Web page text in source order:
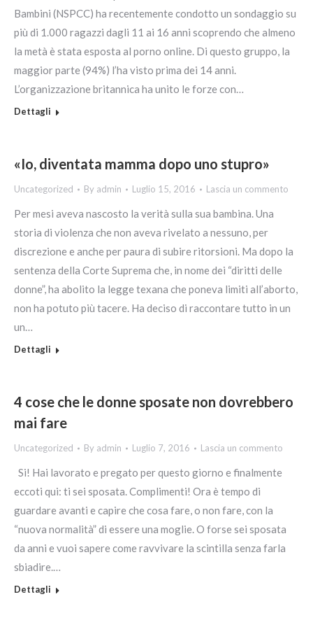
Bambini (NSPCC) ha recentemente condotto un sondaggio su
più di 1.000 ragazzi dagli 11 ai 16 anni scoprendo che almeno
la metà è stata esposta al porno online. Di questo gruppo, la
maggior parte (94%) l’ha visto prima dei 14 anni.
L’organizzazione britannica ha unito le forze con…
Dettagli
«Io, diventata mamma dopo uno stupro»
Uncategorized By admin Luglio 15, 2016 Lascia un commento
Per mesi aveva nascosto la verità sulla sua bambina. Una
storia di violenza che non aveva rivelato a nessuno, per
discrezione e anche per paura di subire ritorsioni. Ma dopo la
sentenza della Corte Suprema che, in nome dei “diritti delle
donne”, ha abolito la legge texana che poneva limiti all’aborto,
non ha potuto più tacere. Ha deciso di raccontare tutto in un
un…
Dettagli
4 cose che le donne sposate non dovrebbero
mai fare
Uncategorized By admin Luglio 7, 2016 Lascia un commento
Si! Hai lavorato e pregato per questo giorno e finalmente
eccoti qui: ti sei sposata. Complimenti! Ora è tempo di
guardare avanti e capire che cosa fare, o non fare, con la
“nuova normalità” di essere una moglie. O forse sei sposata
da anni e vuoi sapere come ravvivare la scintilla senza farla
sbiadire.…
Dettagli